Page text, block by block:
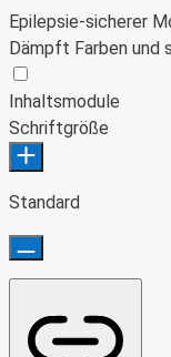
Epilepsie-sicherer
Dämpft Farben und
Inhaltsmodule
Schriftgröße
Standard